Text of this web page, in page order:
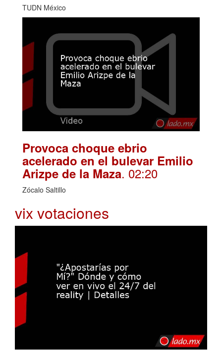
TUDN México
Provoca choque ebrio
acelerado en el bulevar Emilio
Arizpe de la Maza. 02:20
Zócalo Saltillo
vix votaciones